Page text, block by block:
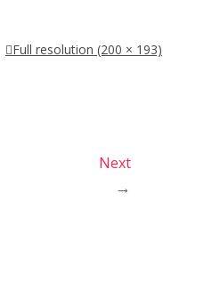
Full resolution (200 × 193)
Next
→